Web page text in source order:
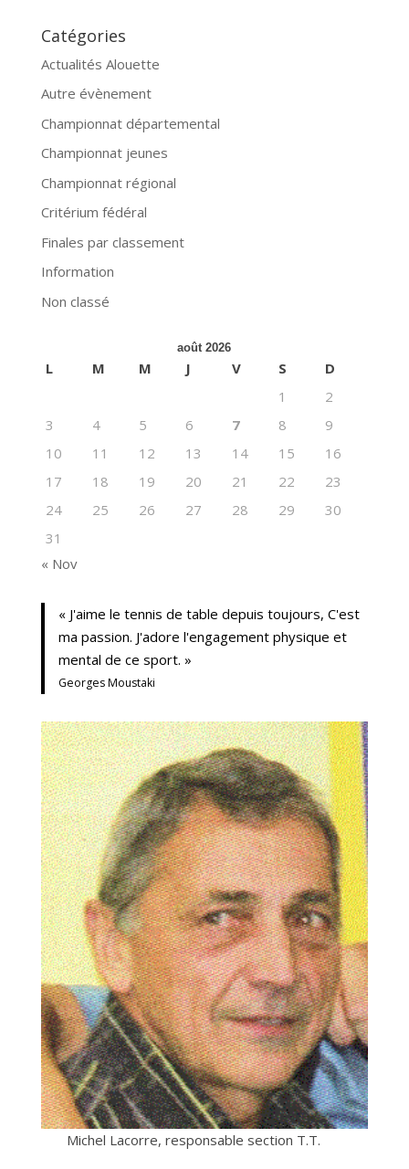
Catégories
Actualités Alouette
Autre évènement
Championnat départemental
Championnat jeunes
Championnat régional
Critérium fédéral
Finales par classement
Information
Non classé
août 2026
L M M J V S
D
1
2
3
4 5 6 7 8
9
10
11 12 13 14 15
16
17
18 19 20 21 22
23
24
25 26 27 28 29
30
31
« Nov
« J'aime le tennis de table depuis toujours, C'est
ma passion. J'adore l'engagement physique et
mental de ce sport. »
Georges Moustaki
Michel Lacorre, responsable section T.T.